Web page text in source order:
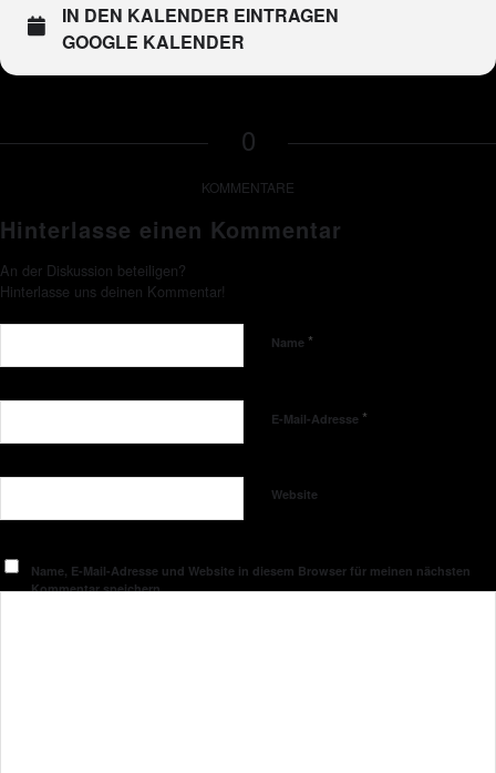
IN DEN KALENDER EINTRAGEN
GOOGLE KALENDER
0
KOMMENTARE
Hinterlasse einen Kommentar
An der Diskussion beteiligen?
Hinterlasse uns deinen Kommentar!
Name *
E-Mail-Adresse *
Website
Name, E-Mail-Adresse und Website in diesem Browser für meinen nächsten
Kommentar speichern.